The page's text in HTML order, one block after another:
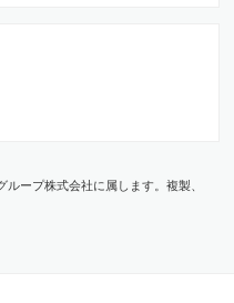
のは、サマーカーディガン
ープ株式会社に属します。複製、